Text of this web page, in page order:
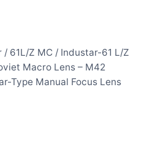
/ 61L/Z MC / Industar-61 L/Z
Macro Lens – M42
Type Manual Focus Lens